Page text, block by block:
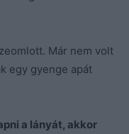
Már nem volt
egy gyenge apát
a lányát, akkor